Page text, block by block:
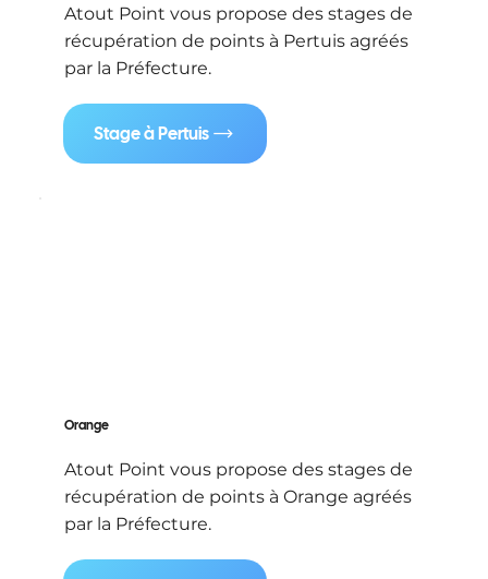
Atout Point vous propose des stages de
récupération de points à Pertuis agréés
par la Préfecture.
Stage à Pertuis
Orange
Atout Point vous propose des stages de
récupération de points à Orange agréés
par la Préfecture.